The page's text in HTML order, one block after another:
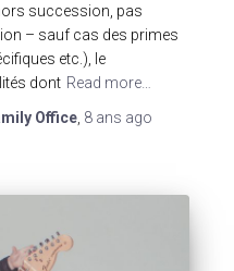
succession, pas
– sauf cas des primes
etc.), le
dont Read more…
Office, 8 ans ago